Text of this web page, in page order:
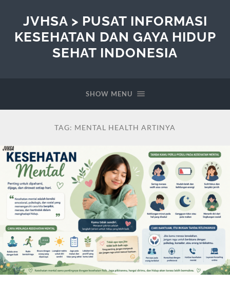
JVHSA > PUSAT INFORMASI
KESEHATAN DAN GAYA HIDUP
SEHAT INDONESIA
SHOW MENU
TAG: MENTAL HEALTH ARTINYA